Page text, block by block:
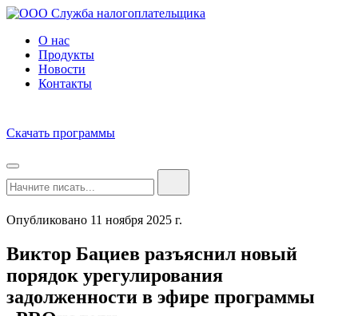
О нас
Продукты
Новости
Контакты
Скачать программы
Опубликовано 11 ноября 2025 г.
Виктор Бациев разъяснил новый
порядок урегулирования
задолженности в эфире программы